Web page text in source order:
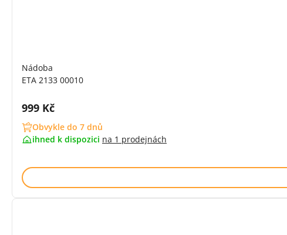
Nádoba
ETA 2133 00010
Cena s DPH:
999 Kč
Obvykle do 7 dnů
ihned k dispozici na 1 prodejnách